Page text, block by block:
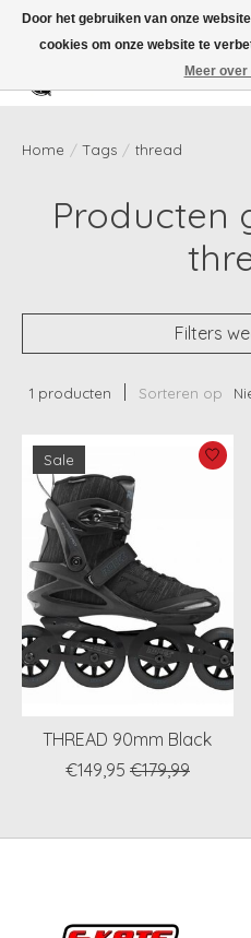
Home / Tags / thread
Producten
Filters
1 producten Sorteren op
Sale
THREAD 90mm Black
€149,95 €179,99
Door het gebruiken van onze
cookies om onze website te
Meer